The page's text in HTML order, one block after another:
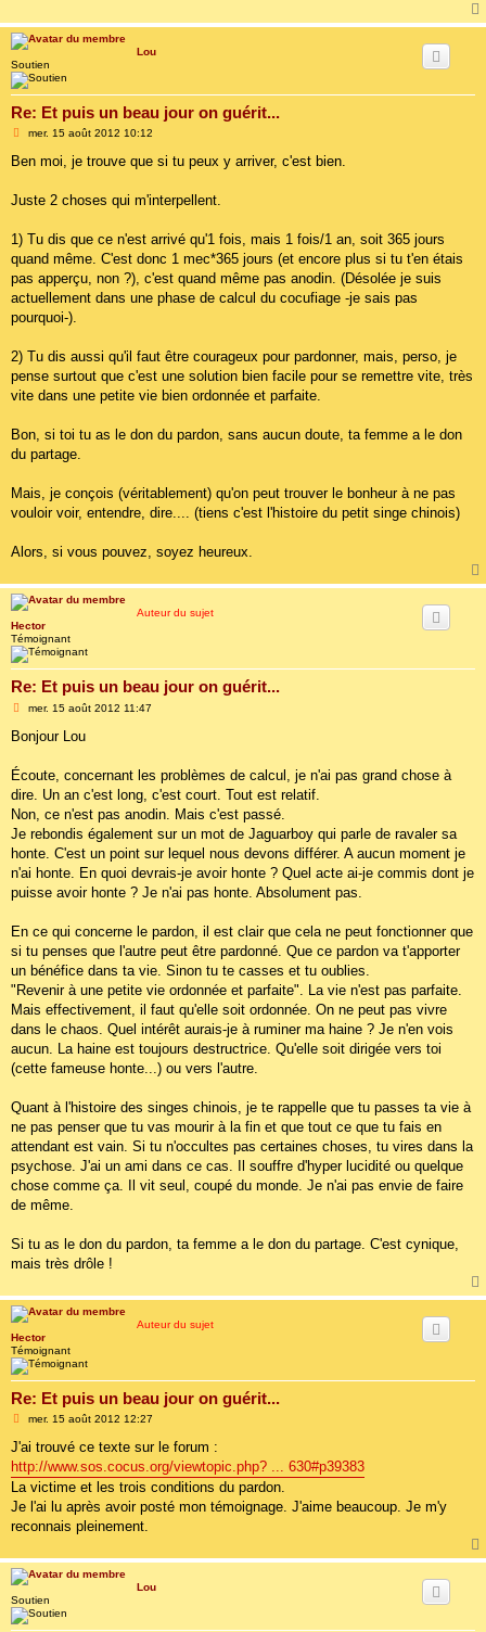
Lou
Soutien
Re: Et puis un beau jour on guérit...
M
s
g
mer. 15 août 2012 10:12
Ben moi, je trouve que si tu peux y arriver, c'est bien.
Juste 2 choses qui m'interpellent.
1) Tu dis que ce n'est arrivé qu'1 fois, mais 1 fois/1 an, soit 365 jours
quand même. C'est donc 1 mec*365 jours (et encore plus si tu t'en étais
pas apperçu, non ?), c'est quand même pas anodin. (Désolée je suis
actuellement dans une phase de calcul du cocufiage -je sais pas
pourquoi-).
2) Tu dis aussi qu'il faut être courageux pour pardonner, mais, perso, je
pense surtout que c'est une solution bien facile pour se remettre vite, très
vite dans une petite vie bien ordonnée et parfaite.
Bon, si toi tu as le don du pardon, sans aucun doute, ta femme a le don
du partage.
Mais, je conçois (véritablement) qu'on peut trouver le bonheur à ne pas
vouloir voir, entendre, dire.... (tiens c'est l'histoire du petit singe chinois)
Alors, si vous pouvez, soyez heureux.
Auteur du sujet
Hector
Témoignant
Re: Et puis un beau jour on guérit...
M
s
g
mer. 15 août 2012 11:47
Bonjour Lou
Écoute, concernant les problèmes de calcul, je n'ai pas grand chose à
dire. Un an c'est long, c'est court. Tout est relatif.
Non, ce n'est pas anodin. Mais c'est passé.
Je rebondis également sur un mot de Jaguarboy qui parle de ravaler sa
honte. C'est un point sur lequel nous devons différer. A aucun moment je
n'ai honte. En quoi devrais-je avoir honte ? Quel acte ai-je commis dont je
puisse avoir honte ? Je n'ai pas honte. Absolument pas.
En ce qui concerne le pardon, il est clair que cela ne peut fonctionner que
si tu penses que l'autre peut être pardonné. Que ce pardon va t'apporter
un bénéfice dans ta vie. Sinon tu te casses et tu oublies.
"Revenir à une petite vie ordonnée et parfaite". La vie n'est pas parfaite.
Mais effectivement, il faut qu'elle soit ordonnée. On ne peut pas vivre
dans le chaos. Quel intérêt aurais-je à ruminer ma haine ? Je n'en vois
aucun. La haine est toujours destructrice. Qu'elle soit dirigée vers toi
(cette fameuse honte...) ou vers l'autre.
Quant à l'histoire des singes chinois, je te rappelle que tu passes ta vie à
ne pas penser que tu vas mourir à la fin et que tout ce que tu fais en
attendant est vain. Si tu n'occultes pas certaines choses, tu vires dans la
psychose. J'ai un ami dans ce cas. Il souffre d'hyper lucidité ou quelque
chose comme ça. Il vit seul, coupé du monde. Je n'ai pas envie de faire
de même.
Si tu as le don du pardon, ta femme a le don du partage. C'est cynique,
mais très drôle !
Auteur du sujet
Hector
Témoignant
Re: Et puis un beau jour on guérit...
M
s
a
g
mer. 15 août 2012 12:27
J'ai trouvé ce texte sur le forum :
http://www.sos.cocus.org/viewtopic.php? ... 630#p39383
La victime et les trois conditions du pardon.
Je l'ai lu après avoir posté mon témoignage. J'aime beaucoup. Je m'y
reconnais pleinement.
Lou
Soutien